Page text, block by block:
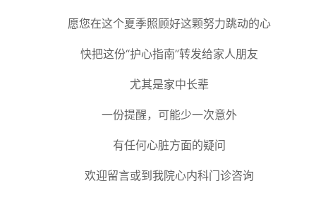
愿您在这个夏季照顾好这颗努力跳动的心
快把这份“护心指南”转发给家人朋友
尤其是家中长辈
一份提醒，可能少一次意外
有任何心脏方面的疑问
欢迎留言或到我院心内科门诊咨询